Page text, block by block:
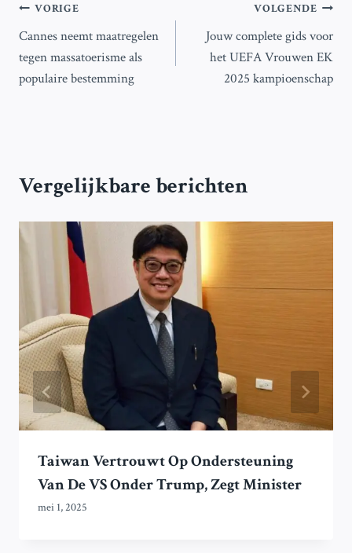
Bericht
navigatie
VORIGE
Cannes neemt maatregelen
tegen massatoerisme als
populaire bestemming
VOLGENDE
Jouw complete gids voor
het UEFA Vrouwen EK
2025 kampioenschap
Vergelijkbare berichten
Taiwan Vertrouwt Op Ondersteuning
Van De VS Onder Trump, Zegt Minister
mei 1, 2025